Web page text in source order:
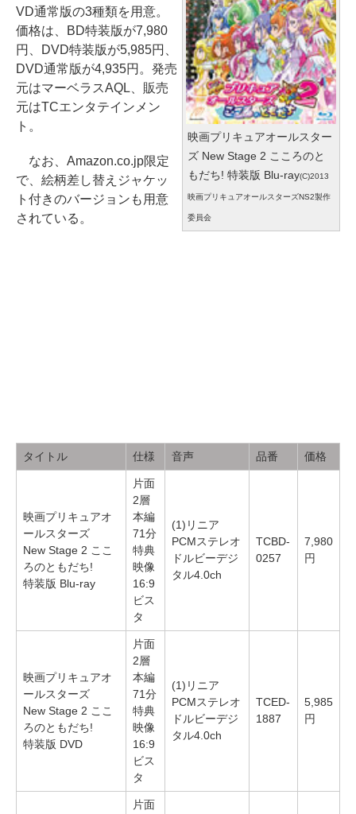
映画プリキュアオールスター
ズ New Stage 2 こころのと
もだち! 特装版 Blu-ray(C)2013
映画プリキュアオールスターズNS2製作
委員会
VD通常版の3種類を用意。
価格は、BD特装版が7,980
円、DVD特装版が5,985円、
DVD通常版が4,935円。発売
元はマーベラスAQL、販売
元はTCエンタテインメン
ト。
なお、Amazon.co.jp限定
で、絵柄差し替えジャケッ
ト付きのバージョンも用意
されている。
タイトル 仕様 音声 品番 価格
映画プリキュアオ
ールスターズ
New Stage 2 ここ
ろのともだち!
特装版 Blu-ray
片面
2層
本編
71分
特典
映像
16:9
ビス
タ
(1)リニア
PCMステレオ
ドルビーデジ
タル4.0ch
TCBD-
0257
7,980
円
映画プリキュアオ
ールスターズ
New Stage 2 ここ
ろのともだち!
特装版 DVD
片面
2層
本編
71分
特典
映像
16:9
ビス
タ
(1)リニア
PCMステレオ
ドルビーデジ
タル4.0ch
TCED-
1887
5,985
円
片面